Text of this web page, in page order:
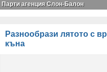
Парти агенция Слон-Балон
Разнообрази лятото с
къна